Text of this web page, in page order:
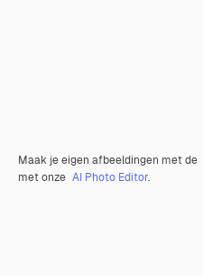
Maak je eigen afbeeldingen met de
met onze AI Photo Editor.